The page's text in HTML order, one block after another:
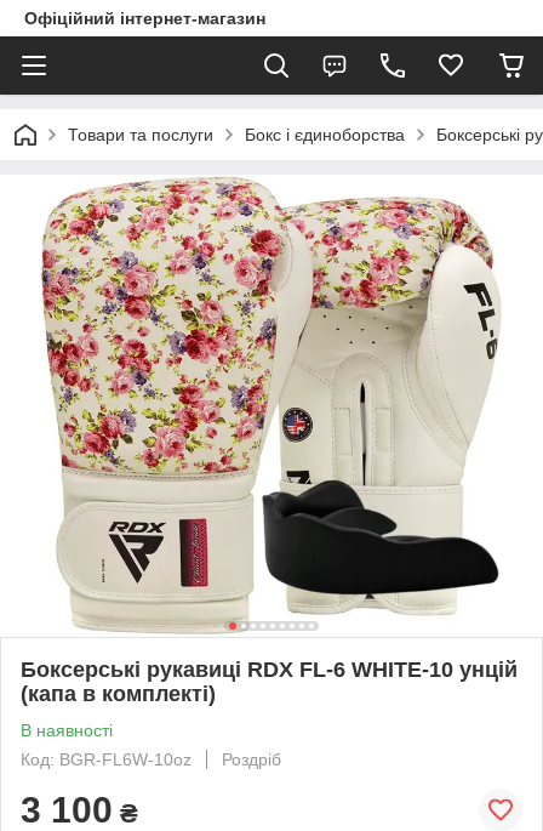
Офіційний інтернет-магазин
Товари та послуги Бокс і єдиноборства Боксерські
Боксерські рукавиці RDX FL-6 WHITE-10 унцій
(капа в комплекті)
В наявності
Код: BGR-FL6W-10oz
Роздріб
3 100 ₴